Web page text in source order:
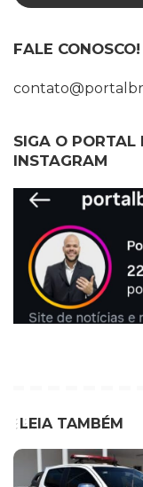
FALE CONOSCO!
SIGA O PORTAL
INSTAGRAM
LEIA TAMBÉM